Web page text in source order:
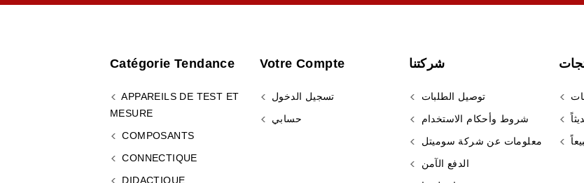
شركتنا
توصيل الطلبات
شروط وأحكام الاستخدام
معلومات عن شركة سوميتل
الدفع الآمن
Votre Compte
تسجيل الدخول
حسابي
Catégorie Tendance
APPAREILS DE TEST ET
MESURE
COMPOSANTS
CONNECTIQUE
DIDACTIQUE